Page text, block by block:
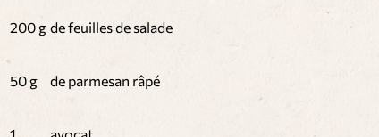
200 g de feuilles de salade
50 g de parmesan râpé